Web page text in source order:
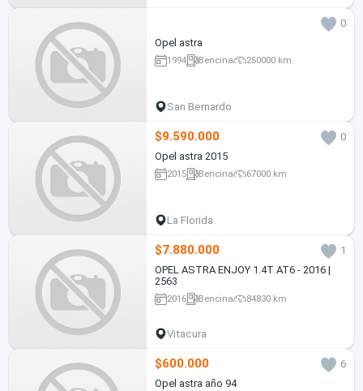
0
Opel astra
1994 Bencina 250000 km
San Bernardo
$9.590.000
0
Opel astra 2015
2015 Bencina 67000 km
La Florida
$7.880.000
1
OPEL ASTRA ENJOY 1.4T AT6 - 2016 |
2563
2016 Bencina 84830 km
Vitacura
$600.000
6
Opel astra año 94